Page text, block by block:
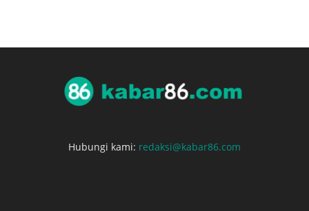
Hubungi kami: redaksi@kabar86.com